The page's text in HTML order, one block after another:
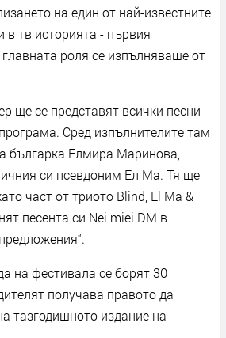
на един от най-известните
в тв историята - първия
главната роля се изпълняваше от
ще се представят всички песни
Сред изпълнителите там
българка Елмира Маринова,
си псевдоним Ел Ма. Тя ще
част от триото Blind, El Ma &
песента си Nei miei DM в
на фестивала се борят 30
получава правото да
тазгодишното издание на